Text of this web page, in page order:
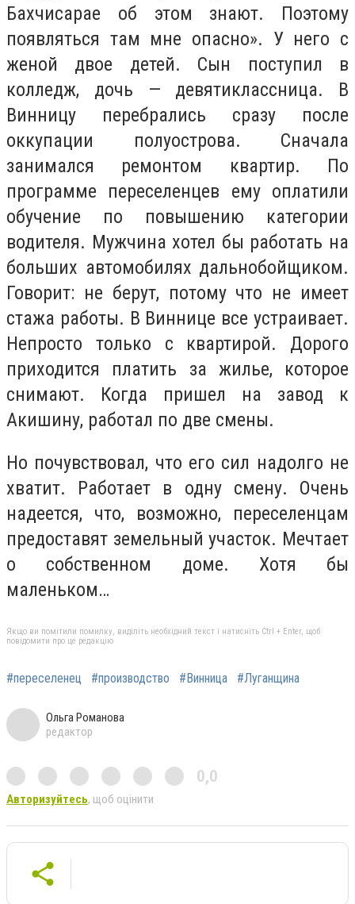
Бахчисарае об этом знают. Поэтому
появляться там мне опасно». У него с
женой двое детей. Сын поступил в
колледж, дочь — девятиклассница. В
Винницу перебрались сразу после
оккупации полуострова. Сначала
занимался ремонтом квартир. По
программе переселенцев ему оплатили
обучение по повышению категории
водителя. Мужчина хотел бы работать на
больших автомобилях дальнобойщиком.
Говорит: не берут, потому что не имеет
стажа работы. В Виннице все устраивает.
Непросто только с квартирой. Дорого
приходится платить за жилье, которое
снимают. Когда пришел на завод к
Акишину, работал по две смены.
Но почувствовал, что его сил надолго не
хватит. Работает в одну смену. Очень
надеется, что, возможно, переселенцам
предоставят земельный участок. Мечтает
о собственном доме. Хотя бы
маленьком…
Якщо ви помітили помилку, виділіть необхідний текст і натисніть Ctrl + Enter, щоб
повідомити про це редакцію
#переселенец #производство #Винница #Луганщина
Ольга Романова
редактор
0,0
Авторизуйтесь, щоб оцінити